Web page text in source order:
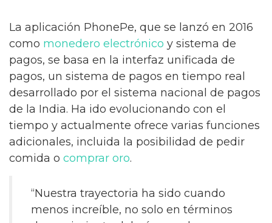
La aplicación PhonePe, que se lanzó en 2016
como monedero electrónico y sistema de
pagos, se basa en la interfaz unificada de
pagos, un sistema de pagos en tiempo real
desarrollado por el sistema nacional de pagos
de la India. Ha ido evolucionando con el
tiempo y actualmente ofrece varias funciones
adicionales, incluida la posibilidad de pedir
comida o comprar oro.
“Nuestra trayectoria ha sido cuando
menos increíble, no solo en términos